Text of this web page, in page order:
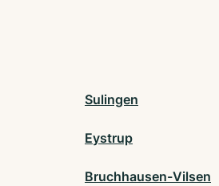
Sulingen
Eystrup
Bruchhausen-Vilsen